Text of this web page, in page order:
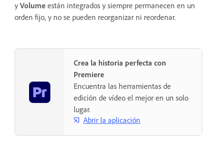
y Volume están integrados y siempre permanecen en un
orden fijo, y no se pueden reorganizar ni reordenar.
Crea la historia perfecta con
Premiere
Encuentra las herramientas de
edición de vídeo el mejor en un solo
lugar.
Abrir la aplicación